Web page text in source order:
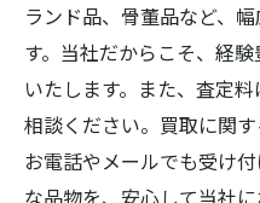
ランド品、骨董品など、
す。当社だからこそ、経
いたします。また、査定
相談ください。買取に関
お電話やメールでも受け
な品物を、安心して当社